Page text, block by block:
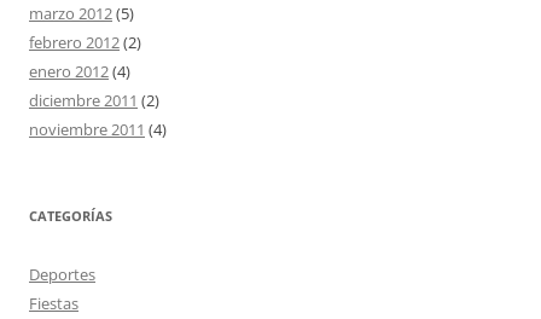
marzo 2012(5)
febrero 2012(2)
enero 2012(4)
diciembre 2011 (2)
noviembre 2011 (4)
CATEGORÍAS
Deportes
Fiestas